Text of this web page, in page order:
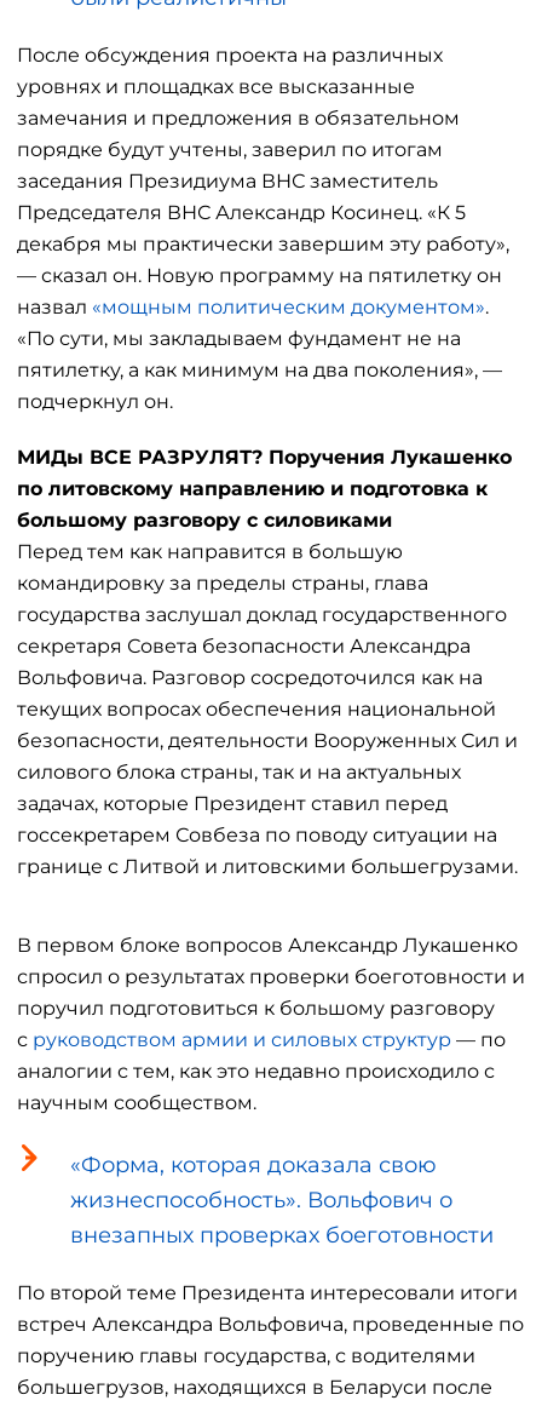
После обсуждения проекта на различных
уровнях и площадках все высказанные
замечания и предложения в обязательном
порядке будут учтены, заверил по итогам
заседания Президиума ВНС заместитель
Председателя ВНС Александр Косинец. «К 5
декабря мы практически завершим эту работу»,
— сказал он. Новую программу на пятилетку он
назвал «мощным политическим документом».
«По сути, мы закладываем фундамент не на
пятилетку, а как минимум на два поколения», —
подчеркнул он.
МИДы ВСЕ РАЗРУЛЯТ? Поручения Лукашенко
по литовскому направлению и подготовка к
большому разговору с силовиками
Перед тем как направится в большую
командировку за пределы страны, глава
государства заслушал доклад государственного
секретаря Совета безопасности Александра
Вольфовича. Разговор сосредоточился как на
текущих вопросах обеспечения национальной
безопасности, деятельности Вооруженных Сил и
силового блока страны, так и на актуальных
задачах, которые Президент ставил перед
госсекретарем Совбеза по поводу ситуации на
границе с Литвой и литовскими большегрузами.
В первом блоке вопросов Александр Лукашенко
спросил о результатах проверки боеготовности и
поручил подготовиться к большому разговору
с руководством армии и силовых структур — по
аналогии с тем, как это недавно происходило с
научным сообществом.
«Форма, которая доказала свою
жизнеспособность». Вольфович о
внезапных проверках боеготовности
По второй теме Президента интересовали итоги
встреч Александра Вольфовича, проведенные по
поручению главы государства, с водителями
большегрузов, находящихся в Беларуси после